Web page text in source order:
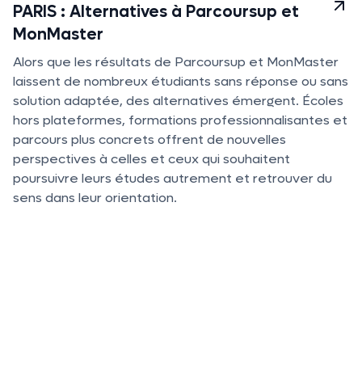
PARIS : Alternatives à Parcoursup et
MonMaster
Alors que les résultats de Parcoursup et MonMaster
laissent de nombreux étudiants sans réponse ou sans
solution adaptée, des alternatives émergent. Écoles
hors plateformes, formations professionnalisantes et
parcours plus concrets offrent de nouvelles
perspectives à celles et ceux qui souhaitent
poursuivre leurs études autrement et retrouver du
sens dans leur orientation.